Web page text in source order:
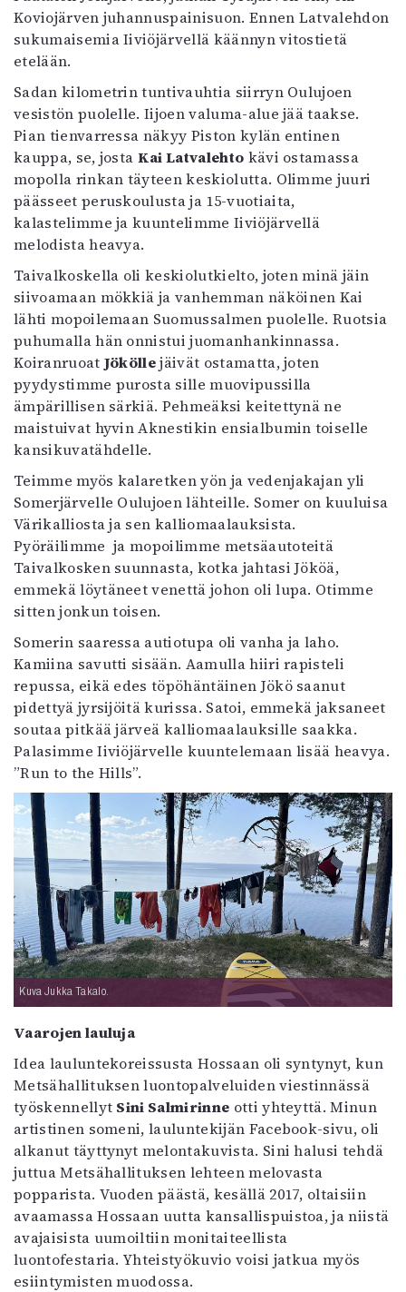
Koviojärven juhannuspainisuon. Ennen Latvalehdon
sukumaisemia Iiviöjärvellä käännyn vitostietä
etelään.
Sadan kilometrin tuntivauhtia siirryn Oulujoen
vesistön puolelle. Iijoen valuma-alue jää taakse.
Pian tienvarressa näkyy Piston kylän entinen
kauppa, se, josta Kai Latvalehto kävi ostamassa
mopolla rinkan täyteen keskiolutta. Olimme juuri
päässeet peruskoulusta ja 15-vuotiaita,
kalastelimme ja kuuntelimme Iiviöjärvellä
melodista heavya.
Taivalkoskella oli keskiolutkielto, joten minä jäin
siivoamaan mökkiä ja vanhemman näköinen Kai
lähti mopoilemaan Suomussalmen puolelle. Ruotsia
puhumalla hän onnistui juomanhankinnassa.
Koiranruoat Jököllejäivät ostamatta, joten
pyydystimme purosta sille muovipussilla
ämpärillisen särkiä. Pehmeäksi keitettynä ne
maistuivat hyvin Aknestikin ensialbumin toiselle
kansikuvatähdelle.
Teimme myös kalaretken yön ja vedenjakajan yli
Somerjärvelle Oulujoen lähteille. Somer on kuuluisa
Värikalliosta ja sen kalliomaalauksista.
Pyöräilimme ja mopoilimme metsäautoteitä
Taivalkosken suunnasta, kotka jahtasi Jököä,
emmekä löytäneet venettä johon oli lupa. Otimme
sitten jonkun toisen.
Somerin saaressa autiotupa oli vanha ja laho.
Kamiina savutti sisään. Aamulla hiiri rapisteli
repussa, eikä edes töpöhäntäinen Jökö saanut
pidettyä jyrsijöitä kurissa. Satoi, emmekä jaksaneet
soutaa pitkää järveä kalliomaalauksille saakka.
Palasimme Iiviöjärvelle kuuntelemaan lisää heavya.
”Run to the Hills”.
Kuva Jukka Takalo.
Vaarojen lauluja
Idea lauluntekoreissusta Hossaan oli syntynyt, kun
Metsähallituksen luontopalveluiden viestinnässä
työskennellyt Sini Salmirinne otti yhteyttä. Minun
artistinen someni, lauluntekijän Facebook-sivu, oli
alkanut täyttynyt melontakuvista. Sini halusi tehdä
juttua Metsähallituksen lehteen melovasta
popparista. Vuoden päästä, kesällä 2017, oltaisiin
avaamassa Hossaan uutta kansallispuistoa, ja niistä
avajaisista uumoiltiin monitaiteellista
luontofestaria. Yhteistyökuvio voisi jatkua myös
esiintymisten muodossa.